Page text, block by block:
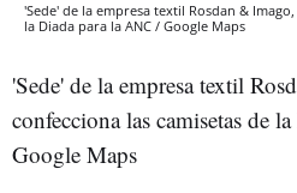
'Sede' de la empresa textil Rosdan &
la Diada para la ANC / Google Maps
'Sede' de la empresa textil
confecciona las camisetas de
Google Maps